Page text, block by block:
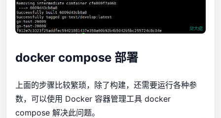
docker compose 部署
上面的步骤比较繁琐，除了构建，还需要运行各种参
数，可以使用 Docker 容器管理工具 docker
compose 解决此问题。